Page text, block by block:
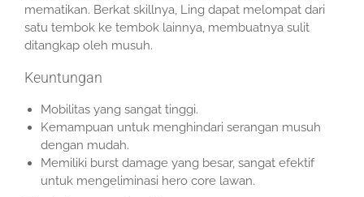
mematikan. Berkat skillnya, Ling dapat melompat dari
satu tembok ke tembok lainnya, membuatnya sulit
ditangkap oleh musuh.
Keuntungan
Mobilitas yang sangat tinggi.
Kemampuan untuk menghindari serangan musuh
dengan mudah.
Memiliki burst damage yang besar, sangat efektif
untuk mengeliminasi hero core lawan.